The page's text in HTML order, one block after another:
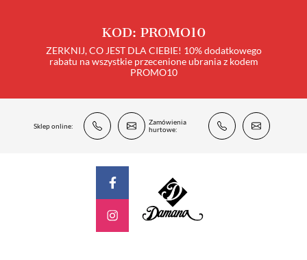
KOD: PROMO10
ZERKNIJ, CO JEST DLA CIEBIE! 10% dodatkowego
rabatu na wszystkie przecenione ubrania z kodem
PROMO10
Sklep online:
Zamówienia
hurtowe: